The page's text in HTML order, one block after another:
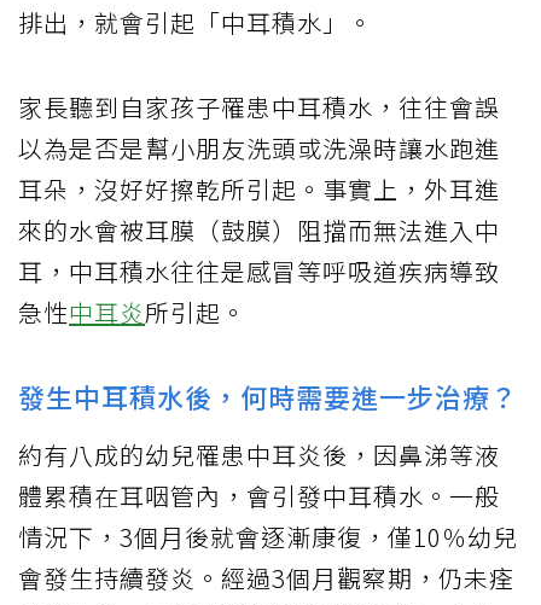
排出，就會引起「中耳積水」。
家長聽到自家孩子罹患中耳積水，往往會誤
以為是否是幫小朋友洗頭或洗澡時讓水跑進
耳朵，沒好好擦乾所引起。事實上，外耳進
來的水會被耳膜（鼓膜）阻擋而無法進入中
耳，中耳積水往往是感冒等呼吸道疾病導致
急性中耳炎所引起。
發生中耳積水後，何時需要進一步治療？
約有八成的幼兒罹患中耳炎後，因鼻涕等液
體累積在耳咽管內，會引發中耳積水。一般
情況下，3個月後就會逐漸康復，僅10％幼兒
會發生持續發炎。經過3個月觀察期，仍未痊